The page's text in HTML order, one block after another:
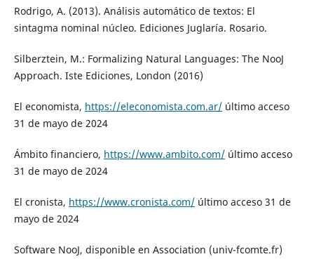
Rodrigo, A. (2013). Análisis automático de textos: El
sintagma nominal núcleo. Ediciones Juglaría. Rosario.
Silberztein, M.: Formalizing Natural Languages: The NooJ
Approach. Iste Ediciones, London (2016)
El economista, https://eleconomista.com.ar/último acceso
31 de mayo de 2024
Ámbito financiero, https://www.ambito.com/último acceso
31 de mayo de 2024
El cronista, https://www.cronista.com/último acceso 31 de
mayo de 2024
Software NooJ, disponible en Association (univ-fcomte.fr)